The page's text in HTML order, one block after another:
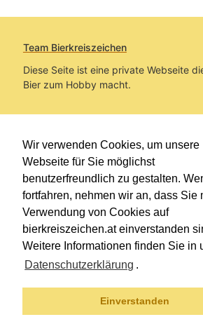
Wir verwenden Cookies, um unsere
Webseite für Sie möglichst
benutzerfreundlich zu gestalten.
fortfahren, nehmen wir an, dass Sie
Verwendung von Cookies auf
bierkreiszeichen.at einverstanden
Weitere Informationen finden Sie in
Datenschutzerklärung .
Einverstanden
Team Bierkreiszeichen
Diese Seite ist eine private Webseite
Bier zum Hobby macht.
Sie befinden sich auf https://
im Pfad:Bierkreiszeichen/Gesammelte
Erstellt: 2026-08-06
Links
Impressum
Datenschutzerklärung